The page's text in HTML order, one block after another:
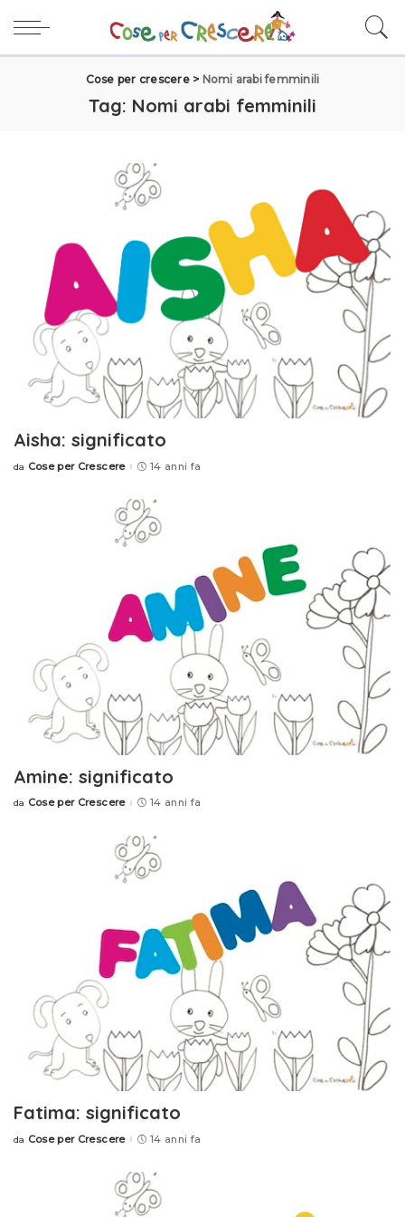
Cose per crescere> Nomi arabi femminili
Tag: Nomi arabi femminili
Aisha: significato
Posted
da Cose per Crescere 14 anni fa
Amine: significato
Posted
da Cose per Crescere 14 anni fa
Fatima: significato
Posted
da Cose per Crescere 14 anni fa